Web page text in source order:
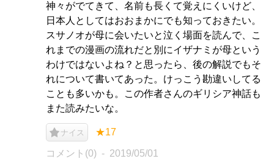
神々がでてきて、名前も長くて覚えにくいけど、
日本人としてはおおまかにでも知っておきたい。
スサノオが母に会いたいと泣く場面を読んで、こ
れまでの漫画の流れだと別にイザナミが母という
わけではないよね？と思ったら、後の解説でもそ
れについて書いてあった。けっこう勘違いしてる
ことも多いかも。この作者さんのギリシア神話も
また読みたいな。
ナイス ★17
コメント(0) 2019/05/01